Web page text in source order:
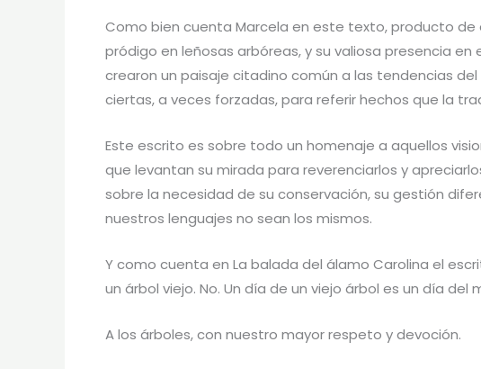
Como bien cuenta Marcela en este texto, producto de
pródigo en leñosas arbóreas, y su valiosa presencia
crearon un paisaje citadino común a las tendencias del
ciertas, a veces forzadas, para referir hechos que la
Este escrito es sobre todo un homenaje a aquellos
que levantan su mirada para reverenciarlos y
sobre la necesidad de su conservación, su gestión
nuestros lenguajes no sean los mismos.
Y como cuenta en La balada del álamo Carolina el
un árbol viejo. No. Un día de un viejo árbol es un día del
A los árboles, con nuestro mayor respeto y devoción.